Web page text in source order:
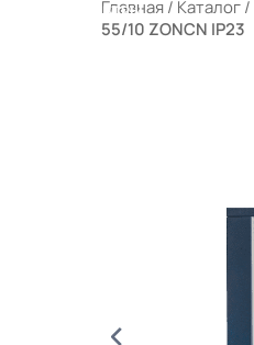
Главная / Каталог /
55/10 ZONCN IP23
ФИЛЬТРЫ